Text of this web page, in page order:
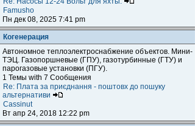
Famusho
Пн дек 08, 2025 7:41 pm
Когенерация
Автономное теплоэлектроснабжение объектов. Мини-
ТЭЦ. Газопоршневые (ГПУ), газотурбинные (ГТУ) и
парогазовые установки (ПГУ).
1 Темы with 7 Сообщения
Re: Плата за приєднання - поштовх до пошуку
альтернативи
Cassinut
Вт апр 24, 2018 12:22 pm